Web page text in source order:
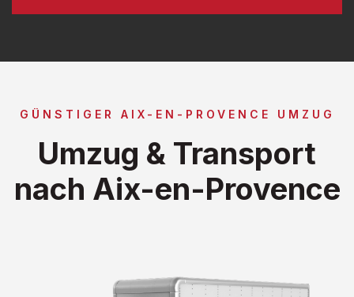
GÜNSTIGER AIX-EN-PROVENCE UMZUG
Umzug & Transport
nach Aix-en-Provence